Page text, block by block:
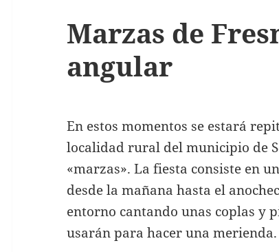
Marzas de
angular
En estos momentos se estará
localidad rural del municipio de
«marzas». La fiesta consiste en
desde la mañana hasta el
entorno cantando unas coplas y
usarán para hacer una merienda.